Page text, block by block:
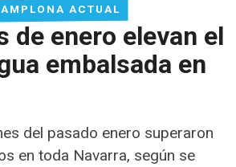
ACTUAL
de enero elevan el
embalsada en
del pasado enero superaron
en toda Navarra, según se